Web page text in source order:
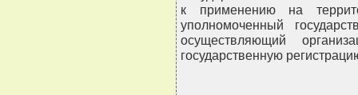
к применению на
уполномоченный
осуществляющий
государственную